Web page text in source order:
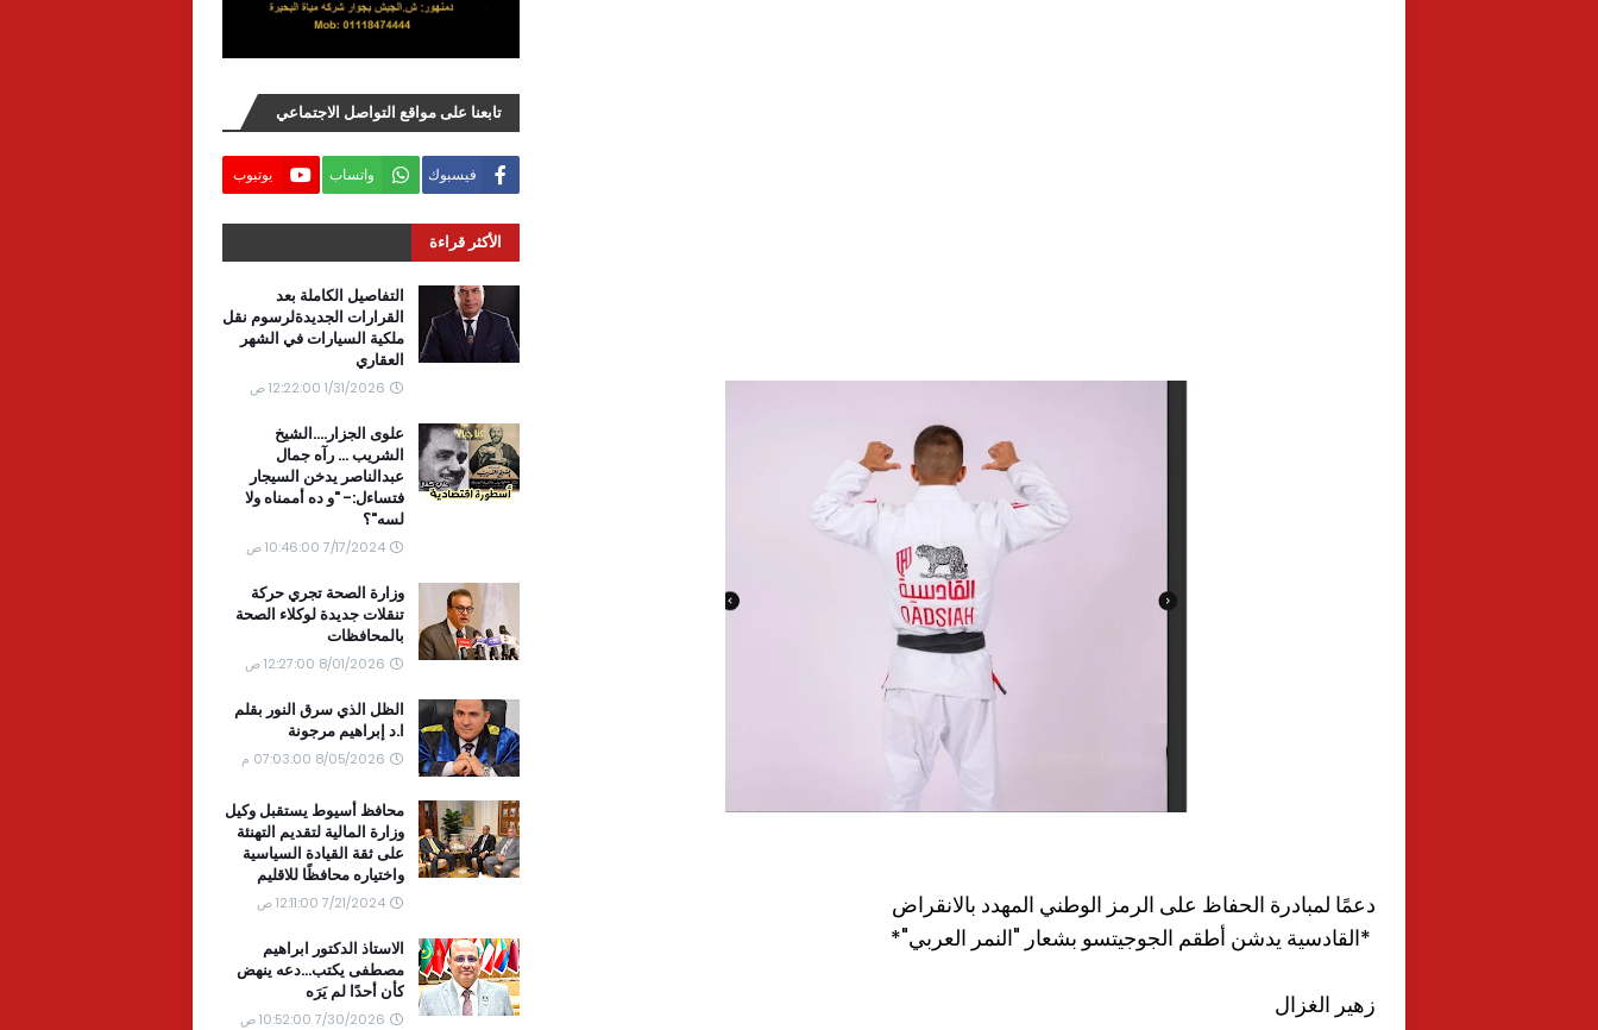
دعمًا لمبادرة الحفاظ على الرمز الوطني المهدد بالانقراض
*القادسية يدشن أطقم الجوجيتسو بشعار "النمر العربي"*
زهير الغزال
تابعنا على مواقع التواصل الاجتماعي
فيسبوك واتساب يوتيوب
الأكثر قراءة
التفاصيل الكاملة بعد
القرارات الجديدةلرسوم نقل
ملكية السيارات في الشهر
العقاري
1/31/2026 12:22:00 ص
علوى الجزار....الشيخ
الشريب ... رآه جمال
عبدالناصر يدخن السيجار
فتساءل:- "و ده أممناه ولا
لسه"؟
7/17/2024 10:46:00 ص
وزارة الصحة تجري حركة
تنقلات جديدة لوكلاء الصحة
بالمحافظات
8/01/2026 12:27:00 ص
الظل الذي سرق النور بقلم
ا.د إبراهيم مرجونة
8/05/2026 07:03:00 م
محافظ أسيوط يستقبل وكيل
وزارة المالية لتقديم التهنئة
على ثقة القيادة السياسية
واختياره محافظًا للاقليم
7/21/2024 12:11:00 ص
الاستاذ الدكتور ابراهيم
مصطفى يكتب...دعه ينهض
كأن أحدًا لم يَرَه
7/30/2026 10:52:00 ص